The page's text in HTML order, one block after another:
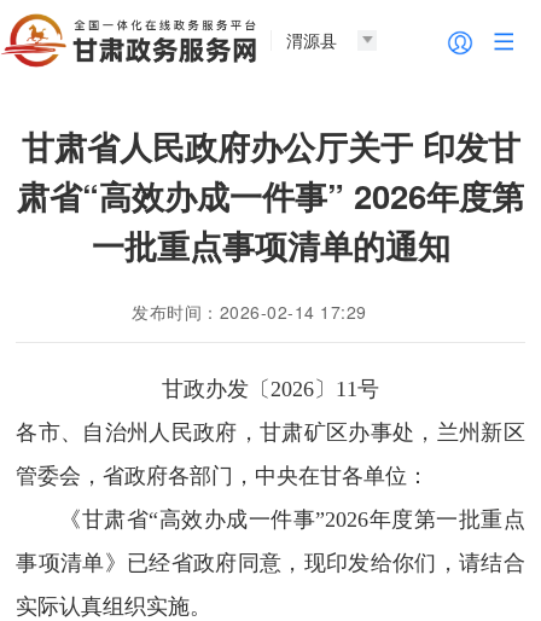
渭源县
甘肃省人民政府办公厅关于 印发甘
肃省“高效办成一件事” 2026年度第
一批重点事项清单的通知
发布时间：2026-02-14 17:29
甘政办发〔2026〕11号
各市、自治州人民政府，甘肃矿区办事处，兰州新区
管委会，省政府各部门，中央在甘各单位：
《甘肃省“高效办成一件事”2026年度第一批重点
事项清单》已经省政府同意，现印发给你们，请结合
实际认真组织实施。